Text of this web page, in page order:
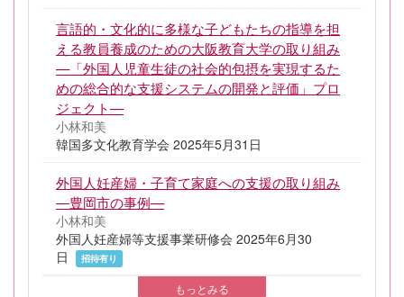
言語的・文化的に多様な子どもたちの指導を担
える教員養成のための大阪教育大学の取り組み
—「外国人児童生徒の社会的包摂を実現するた
めの総合的な支援システムの開発と評価」プロ
ジェクト—
小林和美
韓国多文化教育学会 2025年5月31日
外国人妊産婦・子育て家庭への支援の取り組み
―豊岡市の事例—
小林和美
外国人妊産婦等支援事業研修会 2025年6月30
日
招待有り
もっとみる